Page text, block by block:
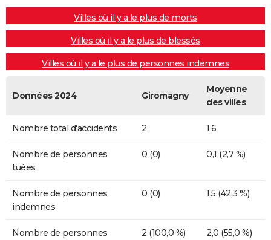
Villes où il y a le plus de morts
Villes où il y a le plus de blessés
Villes où il y a le plus de personnes indemnes
Données 2024 Giromagny
Moyenne
des villes
Nombre total d'accidents 2 1,6
Nombre de personnes
tuées
0 (0) 0,1 (2,7 %)
Nombre de personnes
indemnes
0 (0) 1,5 (42,3 %)
Nombre de personnes
2 (100,0 %) 2,0 (55,0 %)